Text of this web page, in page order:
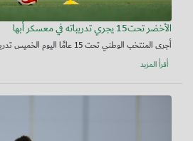
الأخضر تحت15 يجري تدريباته في معسكر أبها
أجرى المنتخب الوطني تحت 15 عامًا اليوم الخميس تدريباته ضمن معسكره الإع...
أقرأ المزيد